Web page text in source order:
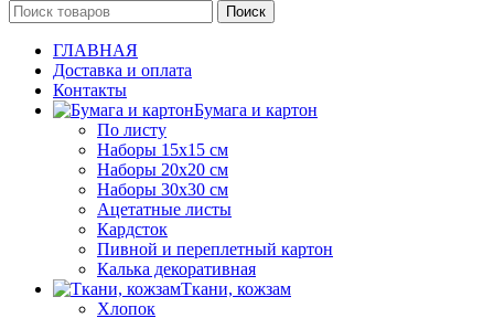
Поиск
ГЛАВНАЯ
Доставка и оплата
Контакты
Бумага и картон
По листу
Наборы 15х15 см
Наборы 20х20 см
Наборы 30х30 см
Ацетатные листы
Кардсток
Пивной и переплетный картон
Калька декоративная
Ткани, кожзам
Хлопок